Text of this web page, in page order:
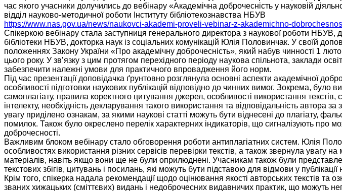
час якого учасники долучились до вебінару «Академічна доброчесність у науковій
відділ науково-методичної роботи Інституту бібліотекознавства НБУВ
https://www.nas.gov.ua/news/naukovci-akademi-proveli-vebinar-z-akademichno-
Спікеркою вебінару стала заступниця генерального директора з наукової роботи НБУВ,
бібліотеки НБУВ, докторка наук із соціальних комунікацій Юлія Половинчак. У своїй
положеннях Закону України «Про академічну доброчесність», який набув чинності 1
цього року. У зв’язку з цим протягом перехідного періоду наукова спільнота, заклади
забезпечити належні умови для практичного впровадження його норм.
Під час презентації доповідачка ґрунтовно розглянула основні аспекти академічної
особливості підготовки наукових публікацій відповідно до чинних вимог. Зокрема, було
самоплагіату, правила коректного цитування джерел, особливості використання
інтелекту, необхідність декларування такого використання та відповідальність автора
увагу приділено ознакам, за якими наукові статті можуть бути віднесені до плагіату,
помилок. Також було окреслено перелік характерних індикаторів, що сигналізують про
доброчесності.
Важливим блоком вебінару стало обговорення роботи антиплагіатних систем. Юлія
особливостях використання різних сервісів перевірки текстів, а також звернула увагу
матеріалів, навіть якщо вони ще не були оприлюднені. Учасникам також були
текстових збігів, цитувань і посилань, які можуть бути підставою для відмови у публікації
Крім того, спікерка надала рекомендації щодо оцінювання якості авторських текстів та
званих хижацьких (сміттєвих) видань і недоброчесних видавничих практик, що можуть